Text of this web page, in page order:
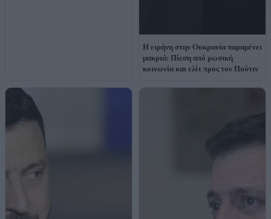
Η ειρήνη στην Ουκρανία παραμένει
μακριά: Πίεση από ρωσική
κοινωνία και ελίτ προς τον Πούτιν